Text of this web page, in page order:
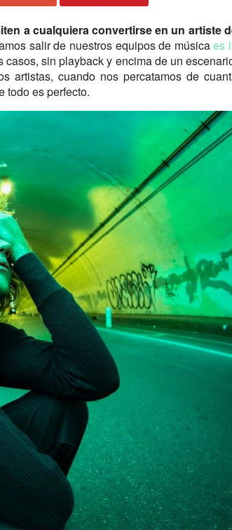
a cualquiera convertirse en un artiste
salir de nuestros equipos de músicaes
sin playback y encima de un
artistas, cuando nos percatamos de
todo es perfecto.